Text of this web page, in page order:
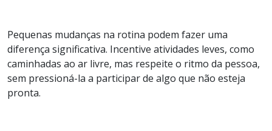
Pequenas mudanças na rotina podem fazer uma
diferença significativa. Incentive atividades leves, como
caminhadas ao ar livre, mas respeite o ritmo da pessoa,
sem pressioná-la a participar de algo que não esteja
pronta.